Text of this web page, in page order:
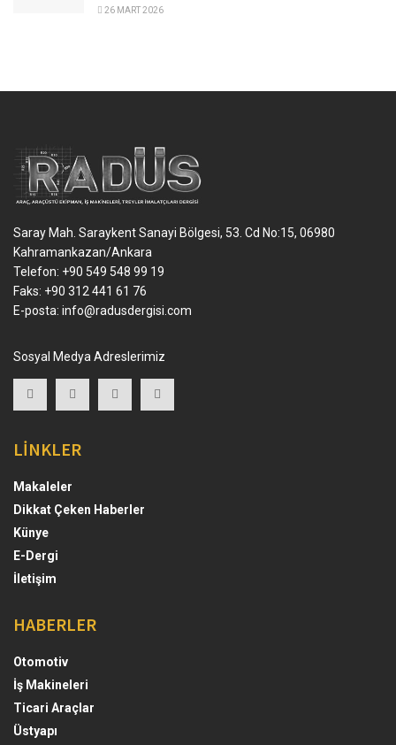
26 MART 2026
Saray Mah. Saraykent Sanayi Bölgesi, 53. Cd No:15, 06980
Kahramankazan/Ankara
Telefon: +90 549 548 99 19
Faks: +90 312 441 61 76
E-posta: info@radusdergisi.com
Sosyal Medya Adreslerimiz
LİNKLER
Makaleler
Dikkat Çeken Haberler
Künye
E-Dergi
İletişim
HABERLER
Otomotiv
İş Makineleri
Ticari Araçlar
Üstyapı